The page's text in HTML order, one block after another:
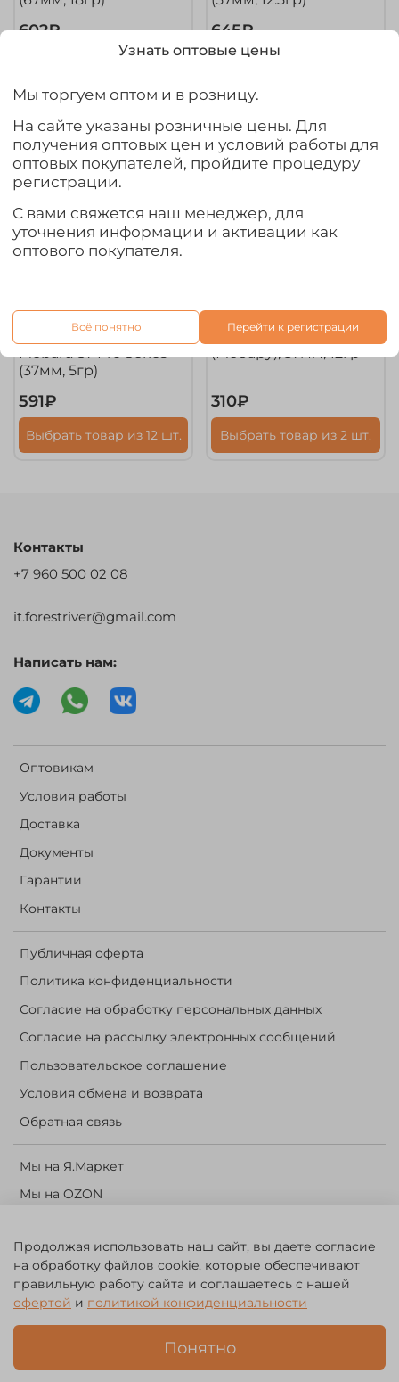
602₽ 645₽
арт.LJME37-213
Балансир Lucky John
(37мм, 5гр)
591₽
Выбрать товар из 12 шт.
арт.NO-08-57-12-S-377
Балансир BAT Vertical
310₽
Выбрать товар из 2 шт.
Оптовикам
Условия работы
Доставка
Документы
Гарантии
Контакты
Публичная оферта
Политика конфиденциальности
Согласие на обработку персональных данных
Согласие на рассылку электронных сообщений
Пользовательское соглашение
Условия обмена и возврата
Обратная связь
Мы на Я.Маркет
Мы на OZON
Корзина
Контакты
+7 960 500 02 08
it.forestriver@gmail.com
Написать нам:
©️ 2014 - 2024 Forest River. Рыболовный интернет-магазин.
зн. № 756494
БИЗНЕС
Продолжая использовать наш сайт, вы даете согласие
на обработку файлов cookie, которые обеспечивают
правильную работу сайта и соглашаетесь с нашей
офертой и политикой конфиденциальности
Понятно
Узнать оптовые цены
Мы торгуем оптом и в розницу.
На сайте указаны розничные цены. Для
получения оптовых цен и условий работы для
оптовых покупателей, пройдите процедуру
регистрации.
С вами свяжется наш менеджер, для
уточнения информации и активации как
оптового покупателя.
Всё понятно Перейти к регистрации